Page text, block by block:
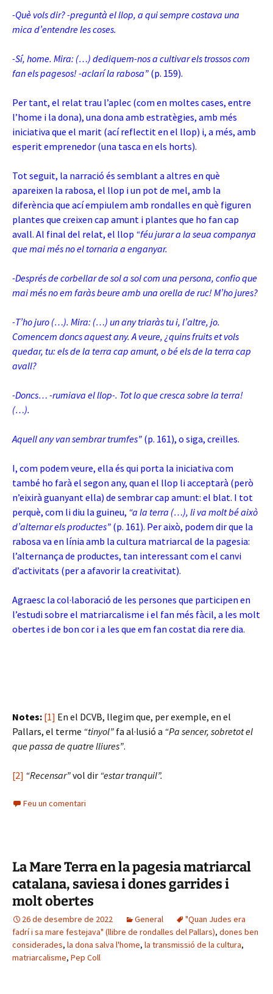
-Què vols dir? -preguntà el llop, a qui sempre costava una
mica d’entendre les coses.
-Sí, home. Mira: (…) dediquem-nos a cultivar els trossos com
fan els pagesos! -aclarí la rabosa” (p. 159).
Per tant, el relat trau l’aplec (com en moltes cases, entre
l’home i la dona), una dona amb estratègies, amb més
iniciativa que el marit (ací reflectit en el llop) i, a més, amb
esperit emprenedor (una tasca en els horts).
Tot seguit, la narració és semblant a altres en què
apareixen la rabosa, el llop i un pot de mel, amb la
diferència que ací empiulem amb rondalles en què figuren
plantes que creixen cap amunt i plantes que ho fan cap
avall. Al final del relat, el llop “féu jurar a la seua companya
que mai més no el tornaria a enganyar.
-Després de corbellar de sol a sol com una persona, confio que
mai més no em faràs beure amb una orella de ruc! M’ho jures?
-T’ho juro (…). Mira: (…) un any triaràs tu i, l’altre, jo.
Comencem doncs aquest any. A veure, ¿quins fruits et vols
quedar, tu: els de la terra cap amunt, o bé els de la terra cap
avall?
-Doncs… -rumiava el llop-. Tot lo que cresca sobre la terra!
(…).
Aquell any van sembrar trumfes” (p. 161), o siga, creïlles.
I, com podem veure, ella és qui porta la iniciativa com
també ho farà el segon any, quan el llop li acceptarà (però
n’eixirà guanyant ella) de sembrar cap amunt: el blat. I tot
perquè, com li diu la guineu, “a la terra (…), li va molt bé això
d’alternar els productes” (p. 161). Per això, podem dir que la
rabosa va en línia amb la cultura matriarcal de la pagesia:
l’alternança de productes, tan interessant com el canvi
d’activitats (per a afavorir la creativitat).
Agraesc la col·laboració de les persones que participen en
l’estudi sobre el matriarcalisme i el fan més fàcil, a les molt
obertes i de bon cor i a les que em fan costat dia rere dia.
Notes: [1] En el DCVB, llegim que, per exemple, en el
Pallars, el terme “tinyol” fa al·lusió a “Pa sencer, sobretot el
que passa de quatre lliures”.
[2] “Recensar”vol dir “estar tranquil”.
Feu un comentari
La Mare Terra en la pagesia matriarcal
catalana, saviesa i dones garrides i
molt obertes
26 de desembre de 2022 General
"Quan Judes era
fadrí i sa mare festejava" (llibre de rondalles del Pallars), dones ben
considerades, la dona salva l'home, la transmissió de la cultura,
matriarcalisme, Pep Coll